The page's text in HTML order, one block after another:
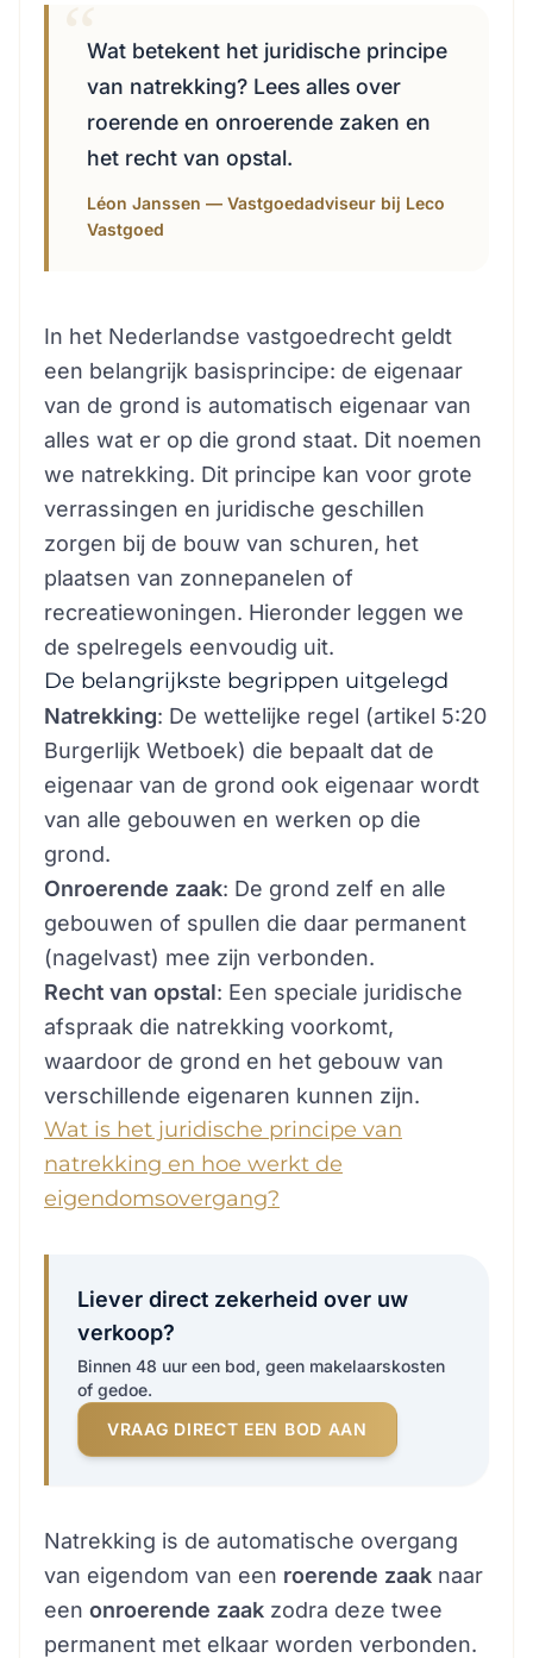
Wat betekent het juridische principe
van natrekking? Lees alles over
roerende en onroerende zaken en
het recht van opstal.
Léon Janssen — Vastgoedadviseur bij Leco
Vastgoed
In het Nederlandse vastgoedrecht geldt
een belangrijk basisprincipe: de eigenaar
van de grond is automatisch eigenaar van
alles wat er op die grond staat. Dit noemen
we natrekking. Dit principe kan voor grote
verrassingen en juridische geschillen
zorgen bij de bouw van schuren, het
plaatsen van zonnepanelen of
recreatiewoningen. Hieronder leggen we
de spelregels eenvoudig uit.
De belangrijkste begrippen uitgelegd
Natrekking: De wettelijke regel (artikel 5:20
Burgerlijk Wetboek) die bepaalt dat de
eigenaar van de grond ook eigenaar wordt
van alle gebouwen en werken op die
grond.
Onroerende zaak: De grond zelf en alle
gebouwen of spullen die daar permanent
(nagelvast) mee zijn verbonden.
Recht van opstal: Een speciale juridische
afspraak die natrekking voorkomt,
waardoor de grond en het gebouw van
verschillende eigenaren kunnen zijn.
Wat is het juridische principe van
natrekking en hoe werkt de
eigendomsovergang?
Liever direct zekerheid over uw
verkoop?
Binnen 48 uur een bod, geen makelaarskosten
of gedoe.
VRAAG DIRECT EEN BOD AAN
Natrekking is de automatische overgang
van eigendom van een roerende zaak naar
een onroerende zaak zodra deze twee
permanent met elkaar worden verbonden.